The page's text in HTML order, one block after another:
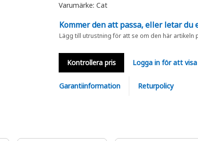
Varumärke: Cat
Kommer den att passa, eller letar du
Lägg till utrustning för att se om den här
Kontrollera pris Logga in för att
Garantiinformation Returpolicy